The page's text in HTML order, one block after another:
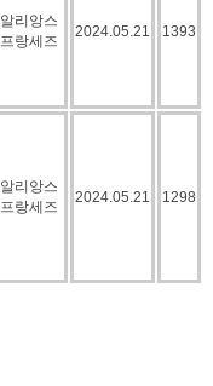
알리앙스
프랑세즈
2024.05.21 1393
알리앙스
프랑세즈
2024.05.21 1298